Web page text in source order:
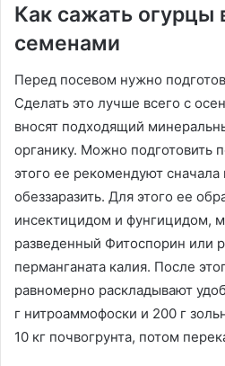
Как сажать огурцы
семенами
Перед посевом нужно
Сделать это лучше всего с
вносят подходящий
органику. Можно подготовить
этого ее рекомендуют
обеззаразить. Для этого ее
инсектицидом и фунгицидом,
разведенный Фитоспорин или
перманганата калия. После
равномерно раскладывают
г нитроаммофоски и 200 г
10 кг почвогрунта, потом